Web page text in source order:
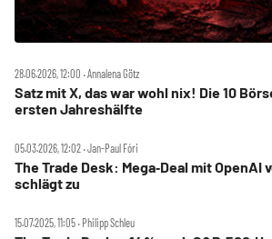
28.06.2026, 12:00 ‧ Annalena Götz
Satz mit X, das war wohl nix! Die 10
ersten Jahreshälfte
05.03.2026, 12:02 ‧ Jan-Paul Fóri
The Trade Desk: Mega‑Deal mit OpenAI
schlägt zu
15.07.2025, 11:05 ‧ Philipp Schleu